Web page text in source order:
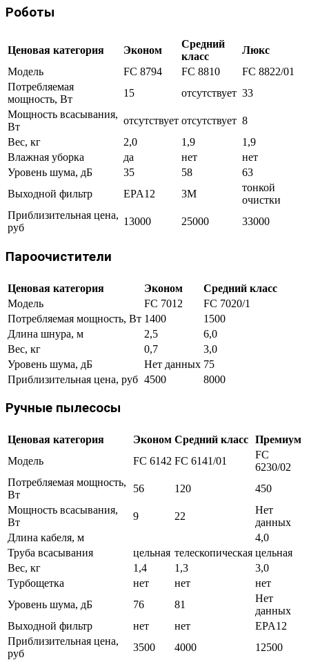
Роботы
Ценовая категория Эконом
Средний
класс
Люкс
Модель
FC 8794 FC 8810
FC 8822/01
Потребляемая
мощность, Вт
15 отсутствует 33
Мощность всасывания,
Вт
отсутствует отсутствует 8
Вес, кг
2,0 1,9
1,9
Влажная уборка
да нет
нет
Уровень шума, дБ
35 58
63
Выходной фильтр
EPA12 3М
тонкой
очистки
Приблизительная цена,
руб
13000 25000 33000
Пароочистители
Ценовая категория Эконом
Средний класс
Модель
FC 7012
FC 7020/1
Потребляемая мощность, Вт 1400
1500
Длина шнура, м
2,5
6,0
Вес, кг
0,7
3,0
Уровень шума, дБ
Нет данных 75
Приблизительная цена, руб 4500 8000
Ручные пылесосы
Ценовая категория Эконом Средний класс Премиум
Модель
FC 6142 FC 6141/01
FC
6230/02
Потребляемая мощность,
Вт
56 120
450
Мощность всасывания,
Вт
9 22
Нет
данных
Длина кабеля, м
4,0
Труба всасывания
цельная телескопическая цельная
Вес, кг
1,4 1,3
3,0
Турбощетка
нет нет
нет
Уровень шума, дБ
76 81
Нет
данных
Выходной фильтр
нет нет
EPA12
Приблизительная цена,
руб
3500 4000 12500